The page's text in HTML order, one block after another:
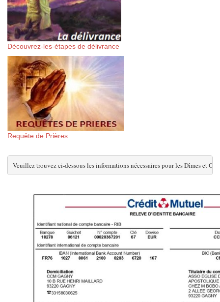
Découvrez-les-étapes de délivrance
Requête de Prières
Veuillez trouvez ci-dessous les informations nécessaires pour les Dîmes et